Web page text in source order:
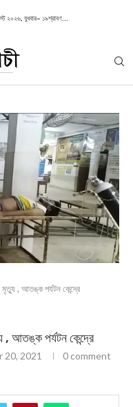
২০২৬, বুধবার– ১৯শ্রাবণ...
মৃত্যু , আতঙ্ক পর্যটন কেন্দ্রে
, আতঙ্ক পর্যটন কেন্দ্রে
20, 2021 0 comment